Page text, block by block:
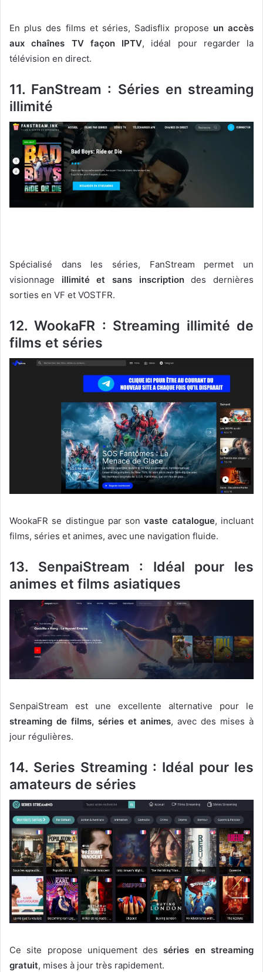
En plus des films et séries, Sadisflix propose un accès
aux chaînes TV façon IPTV, idéal pour regarder la
télévision en direct.
11. FanStream : Séries en streaming
illimité
Spécialisé dans les séries, FanStream permet un
visionnage illimité et sans inscriptiondes dernières
sorties en VF et VOSTFR.
12. WookaFR : Streaming illimité de
films et séries
WookaFR se distingue par sonvaste catalogue, incluant
films, séries et animes, avec une navigation fluide.
13. SenpaiStream : Idéal pour les
animes et films asiatiques
SenpaiStream est une excellente alternative pour le
streaming de films, séries et animes, avec des mises à
jour régulières.
14. Series Streaming : Idéal pour les
amateurs de séries
Ce site propose uniquement desséries en streaming
gratuit, mises à jour très rapidement.